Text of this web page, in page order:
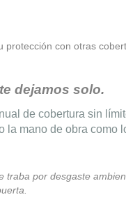
con otras
dejamos solo.
de cobertura sin
la mano de obra como
por desgaste